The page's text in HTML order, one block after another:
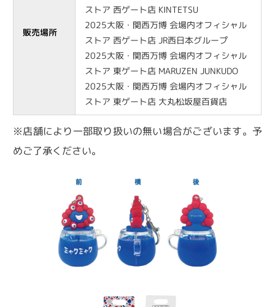
販売場所
ストア 西ゲート店 KINTETSU
2025大阪・関西万博 会場内オフィシャル
ストア 西ゲート店 JR西日本グループ
2025大阪・関西万博 会場内オフィシャル
ストア 東ゲート店 MARUZEN JUNKUDO
2025大阪・関西万博 会場内オフィシャル
ストア 東ゲート店 大丸松坂屋百貨店
※店舗により一部取り扱いの無い場合がございます。予
めご了承ください。